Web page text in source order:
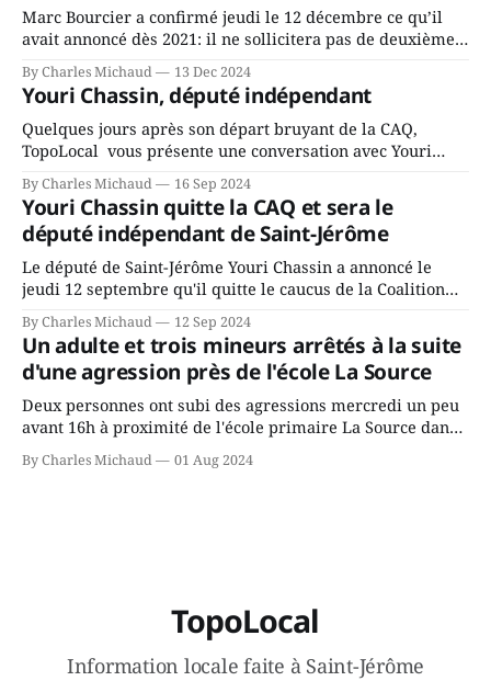
Marc Bourcier a confirmé jeudi le 12 décembre ce qu’il
avait annoncé dès 2021: il ne sollicitera pas de deuxième
mandat à titre de maire de Saint-Jérôme. Bourcier en a
fait l’annonce en s’adressant aux employés de la ville,
rassemblés en soirée pour leur traditionnel souper
By Charles Michaud 13 Dec 2024
Youri Chassin, député indépendant
Quelques jours après son départ bruyant de la CAQ,
TopoLocal vous présente une conversation avec Youri
Chassin. Nous avons causé de sa décision. Y songeait-il
depuis longtemps? Sera-t-il candidat indépendant dans 2
ans? Joindrait-il un autre parti, par exemple les
conservateurs d’Éric Duhaime? Que lui
By Charles Michaud 16 Sep 2024
Youri Chassin quitte la CAQ et sera le
député indépendant de Saint-Jérôme
Le député de Saint-Jérôme Youri Chassin a annoncé le
jeudi 12 septembre qu'il quitte le caucus de la Coalition
Avenir Québec de François Legault parce qu'il est déçu du
gouvernement de la CAQ, surtout de son incapacité, qu'il
juge chronique, à offrir des
By Charles Michaud 12 Sep 2024
Un adulte et trois mineurs arrêtés à la suite
d'une agression près de l'école La Source
Deux personnes ont subi des agressions mercredi un peu
avant 16h à proximité de l'école primaire La Source dans
le secteur Bellefeuille de Saint-Jérôme. L'une de deux
victimes aurait été écrasée sous un véhicule et aspergée
By Charles Michaud 01 Aug 2024
TopoLocal
Information locale faite à Saint-Jérôme